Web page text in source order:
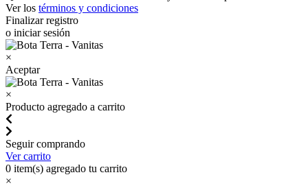
Ver los términos y condiciones
Finalizar registro
o iniciar sesión
×
Aceptar
×
Producto agregado a carrito
Seguir comprando
Ver carrito
0 item(s) agregado tu carrito
×